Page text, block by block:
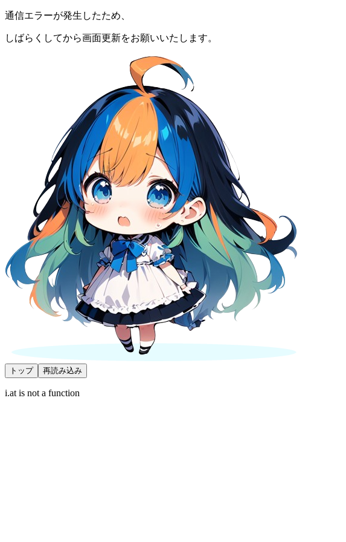
通信エラーが発生したため、
しばらくしてから画面更新をお願いいたします。
トップ 再読み込み
i.at is not a function